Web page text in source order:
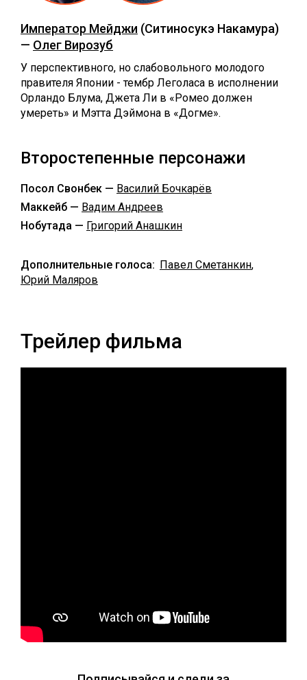
Император Мейджи (Ситиносукэ Накамура)
— Олег Вирозуб
У перспективного, но слабовольного молодого
правителя Японии - тембр Леголаса в исполнении
Орландо Блума, Джета Ли в «Ромео должен
умереть» и Мэтта Дэймона в «Догме».
Второстепенные персонажи
Посол Свонбек — Василий Бочкарёв
Маккейб — Вадим Андреев
Нобутада — Григорий Анашкин
Дополнительные голоса: Павел Сметанкин,
Юрий Маляров
Трейлер фильма